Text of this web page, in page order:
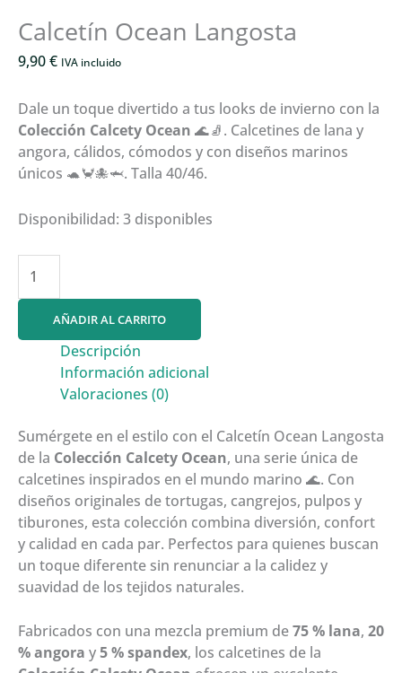
Calcetín Ocean Langosta
9,90€ IVA incluido
Dale un toque divertido a tus looks de invierno con la
Colección Calcety Ocean 🌊🧦. Calcetines de lana y
angora, cálidos, cómodos y con diseños marinos
únicos 🐢🦀🐙🦈. Talla 40/46.
Disponibilidad: 3 disponibles
Ocean
Langosta
cantidadAÑADIR AL CARRITO
Descripción
Información adicional
Valoraciones (0)
Sumérgete en el estilo con el Calcetín Ocean Langosta
de la Colección Calcety Ocean, una serie única de
calcetines inspirados en el mundo marino 🌊. Con
diseños originales de tortugas, cangrejos, pulpos y
tiburones, esta colección combina diversión, confort
y calidad en cada par. Perfectos para quienes buscan
un toque diferente sin renunciar a la calidez y
suavidad de los tejidos naturales.
Fabricados con una mezcla premium de75 % lana, 20
% angora y5 % spandex, los calcetines de la